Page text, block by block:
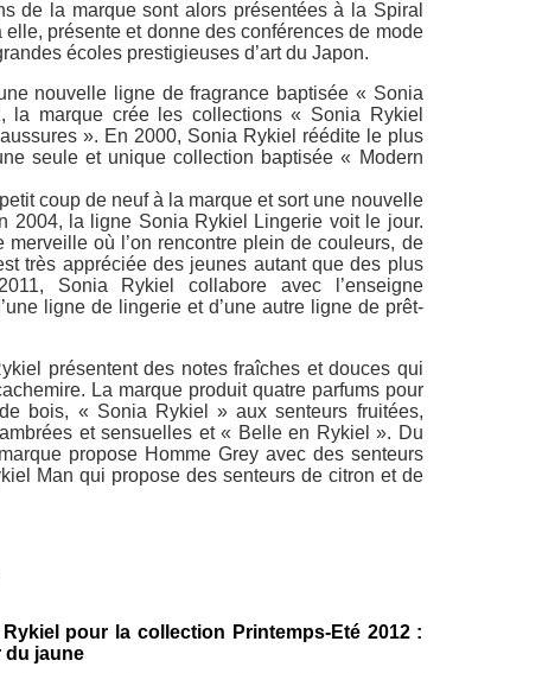
de la marque sont alors présentées à la Spiral
présente et donne des conférences de mode
écoles prestigieuses d’art du Japon.
nouvelle ligne de fragrance baptisée « Sonia
la marque crée les collections « Sonia Rykiel
». En 2000, Sonia Rykiel réédite le plus
seule et unique collection baptisée « Modern
coup de neuf à la marque et sort une nouvelle
2004, la ligne Sonia Rykiel Lingerie voit le jour.
où l’on rencontre plein de couleurs, de
très appréciée des jeunes autant que des plus
Sonia Rykiel collabore avec l’enseigne
ligne de lingerie et d’une autre ligne de prêt-
présentent des notes fraîches et douces qui
La marque produit quatre parfums pour
bois, « Sonia Rykiel » aux senteurs fruitées,
et sensuelles et « Belle en Rykiel ». Du
propose Homme Grey avec des senteurs
Man qui propose des senteurs de citron et de
pour la collection Printemps-Eté 2012 :
du jaune